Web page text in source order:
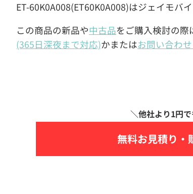
ET-60K0A008(ET60K0A008)はジェイモバ
この商品の新品や中古品をご購入検討の
(365日深夜まで対応)かまたはお問い合わ
無料お見積り・